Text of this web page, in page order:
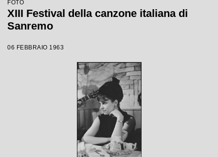
FOTO
XIII Festival della canzone italiana di
Sanremo
06 FEBBRAIO 1963